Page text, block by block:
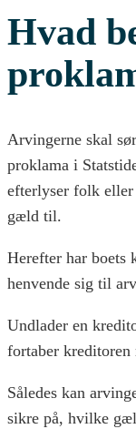
Hvad
Arvingerne skal
proklama i
efterlyser folk eller
gæld til.
Herefter har boets
henvende sig til
Undlader en
fortaber
Således kan
sikre på, hvilke